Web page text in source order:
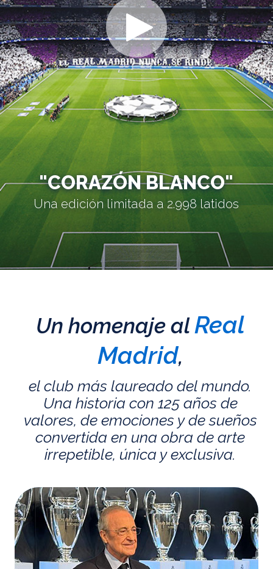
"CORAZÓN BLANCO"
Una edición limitada a 2.998 latidos
Un homenaje alReal
Madrid,
el club más laureado del mundo.
Una historia con 125 años de
valores, de emociones y de sueños
convertida en una obra de arte
irrepetible, única y exclusiva.